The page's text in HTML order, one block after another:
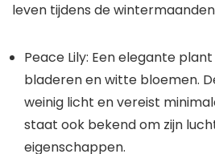
leven tijdens de
Peace Lily: Een elegante
bladeren en witte bloemen.
weinig licht en vereist
staat ook bekend om zijn
eigenschappen.